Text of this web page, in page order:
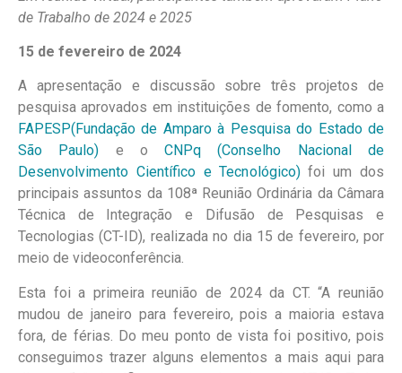
de Trabalho de 2024 e 2025
15 de fevereiro de 2024
A apresentação e discussão sobre três projetos de
pesquisa aprovados em instituições de fomento, como a
FAPESP(Fundação de Amparo à Pesquisa do Estado de
São Paulo) e oCNPq (Conselho Nacional de
Desenvolvimento Científico e Tecnológico)foi um dos
principais assuntos da 108ª Reunião Ordinária da Câmara
Técnica de Integração e Difusão de Pesquisas e
Tecnologias (CT-ID), realizada no dia 15 de fevereiro, por
meio de videoconferência.
Esta foi a primeira reunião de 2024 da CT. “A reunião
mudou de janeiro para fevereiro, pois a maioria estava
fora, de férias. Do meu ponto de vista foi positivo, pois
conseguimos trazer alguns elementos a mais aqui para